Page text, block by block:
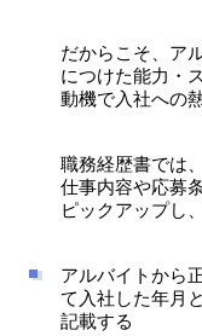
だからこそ、ア
につけた能力・
動機で入社への
職務経歴書では
仕事内容や応募
ピックアップし
アルバイトから
て入社した年月
記載する